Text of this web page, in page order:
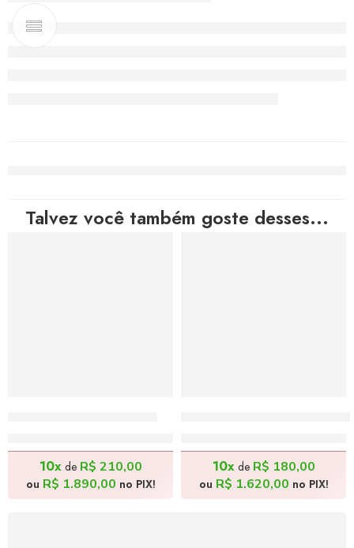
Talvez você também goste desses...
10xde R$ 210,00
ou R$ 1.890,00 no PIX!
10xde R$ 180,00
ou R$ 1.620,00 no PIX!